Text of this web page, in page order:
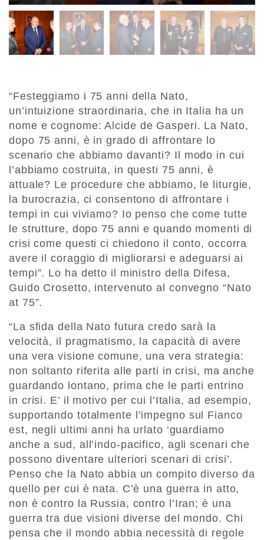
“Festeggiamo i 75 anni della Nato,
un’intuizione straordinaria, che in Italia ha un
nome e cognome: Alcide de Gasperi. La Nato,
dopo 75 anni, è in grado di affrontare lo
scenario che abbiamo davanti? Il modo in cui
l’abbiamo costruita, in questi 75 anni, è
attuale? Le procedure che abbiamo, le liturgie,
la burocrazia, ci consentono di affrontare i
tempi in cui viviamo? Io penso che come tutte
le strutture, dopo 75 anni e quando momenti di
crisi come questi ci chiedono il conto, occorra
avere il coraggio di migliorarsi e adeguarsi ai
tempi”. Lo ha detto il ministro della Difesa,
Guido Crosetto, intervenuto al convegno “Nato
at 75”.
“La sfida della Nato futura credo sarà la
velocità, il pragmatismo, la capacità di avere
una vera visione comune, una vera strategia:
non soltanto riferita alle parti in crisi, ma anche
guardando lontano, prima che le parti entrino
in crisi. E’ il motivo per cui l’Italia, ad esempio,
supportando totalmente l’impegno sul Fianco
est, negli ultimi anni ha urlato ‘guardiamo
anche a sud, all’indo-pacifico, agli scenari che
possono diventare ulteriori scenari di crisi’.
Penso che la Nato abbia un compito diverso da
quello per cui è nata. C’è una guerra in atto,
non è contro la Russia, contro l’Iran; è una
guerra tra due visioni diverse del mondo. Chi
pensa che il mondo abbia necessità di regole